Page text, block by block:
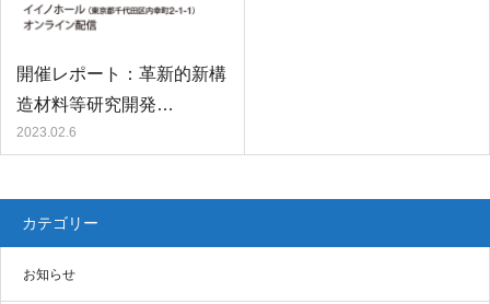
開催レポート：革新的新構
造材料等研究開発…
2023.02.6
カテゴリー
お知らせ